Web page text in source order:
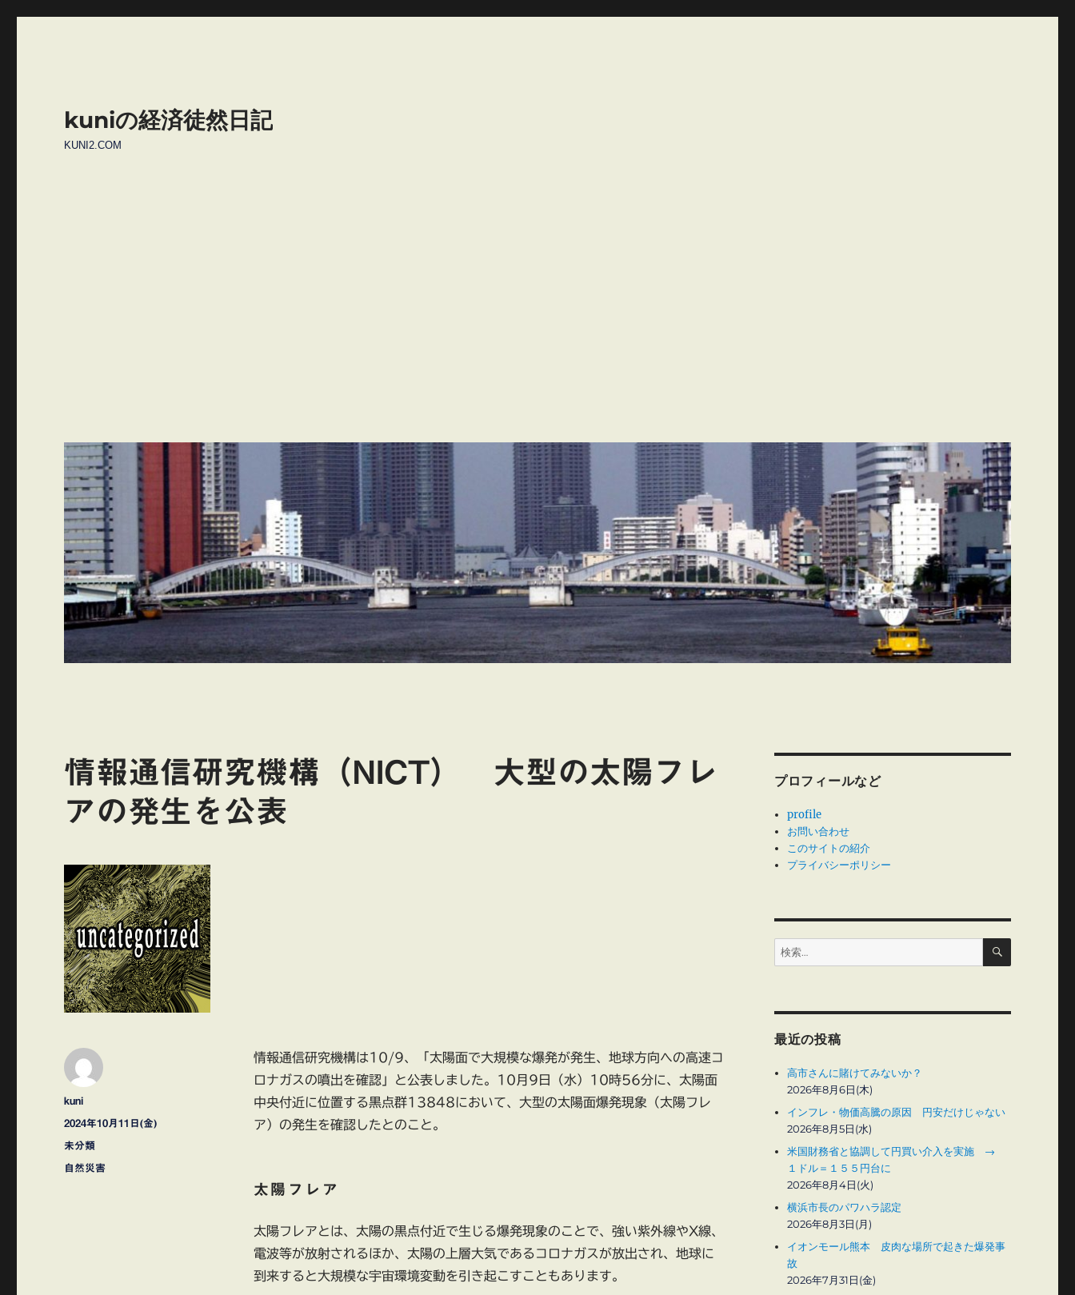
kuniの経済徒然日記
KUNI2.COM
情報通信研究機構（NICT） 大型の太陽フレ
アの発生を公表
情報通信研究機構は10/9、「太陽面で大規模な爆発が発生、地球方向への高速コ
ロナガスの噴出を確認」と公表しました。10月9日（水）10時56分に、太陽面
中央付近に位置する黒点群13848において、大型の太陽面爆発現象（太陽フレ
ア）の発生を確認したとのこと。
太陽フレア
太陽フレアとは、太陽の黒点付近で生じる爆発現象のことで、強い紫外線やX線、
電波等が放射されるほか、太陽の上層大気であるコロナガスが放出され、地球に
到来すると大規模な宇宙環境変動を引き起こすこともあります。
投
稿
kuni
投
稿
2024年10月11日(金)
カ
テ
未分類
タ
自然災害
プロフィールなど
profile
お問い合わせ
このサイトの紹介
プライバシーポリシー
検
索:
検
最近の投稿
高市さんに賭けてみないか？
2026年8月6日(木)
インフレ・物価高騰の原因 円安だけじゃない
2026年8月5日(水)
米国財務省と協調して円買い介入を実施 →
１ドル＝１５５円台に
2026年8月4日(火)
横浜市長のパワハラ認定
2026年8月3日(月)
イオンモール熊本 皮肉な場所で起きた爆発事
故
2026年7月31日(金)